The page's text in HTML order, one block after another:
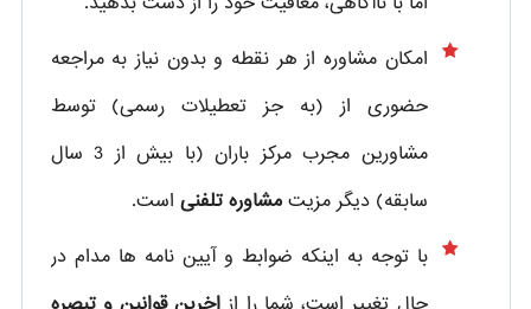
امکان مشاوره از هر نقطه و بدون نیاز به مراجعه
حضوری از
(به جز تعطیلات رسمی) توسط
مشاورین مجرب مرکز باران (با بیش از 3 سال
سابقه) دیگر مزیتمشاوره تلفنی است.
با توجه به اینکه ضوابط و آیین نامه ها مدام در